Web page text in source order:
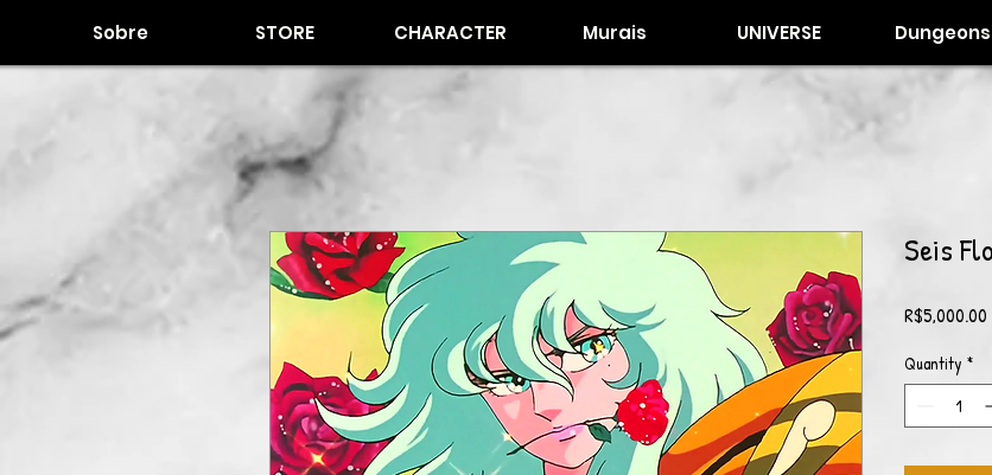
Sobre STORE CHARACTER Murais UNIVERSE Dungeons
Seis
R$5,000.00
Quantity *